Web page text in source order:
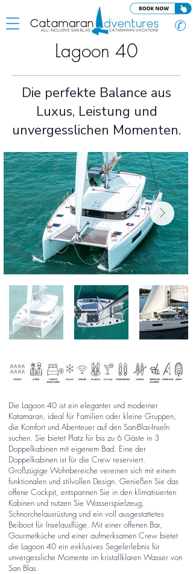
✆
Lagoon 40
Die perfekte Balance aus
Luxus, Leistung und
unvergesslichen Momenten.
Die Lagoon 40 ist ein eleganter und moderner
Katamaran, ideal für Familien oder kleine Gruppen,
die Komfort und Abenteuer auf den San-Blas-Inseln
suchen. Sie bietet Platz für bis zu 6 Gäste in 3
Doppelkabinen mit eigenem Bad. Eine der
Doppelkabinen ist für die Crew reserviert.
Großzügige Wohnbereiche vereinen sich mit einem
funktionalen und stilvollen Design. Genießen Sie das
offene Cockpit, entspannen Sie in den klimatisierten
Kabinen und nutzen Sie Wasserspielzeug,
Schnorchelausrüstung und ein voll ausgestattetes
Beiboot für Inselausflüge. Mit einer offenen Bar,
Gourmetküche und einer aufmerksamen Crew bietet
die Lagoon 40 ein exklusives Segelerlebnis für
unvergessliche Momente im kristallklaren Wasser von
San Blas.